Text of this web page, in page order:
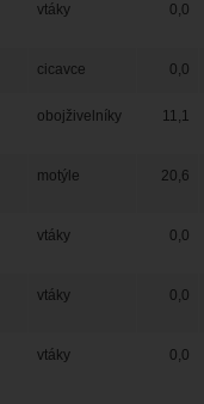
vtáky 0,0
cicavce 0,0
obojživelníky 11,1
motýle 20,6
vtáky 0,0
vtáky 0,0
vtáky 0,0